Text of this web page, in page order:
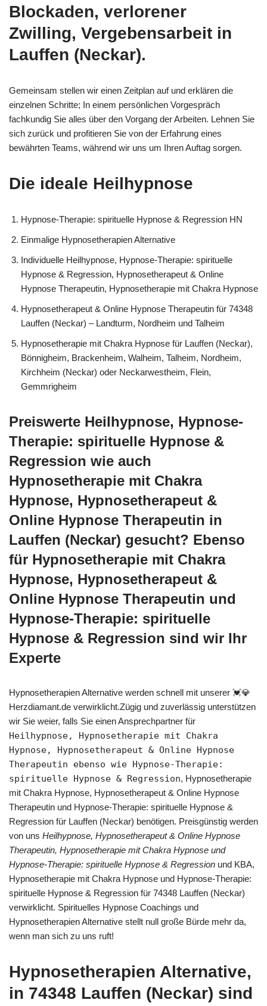
Blockaden, verlorener
Zwilling, Vergebensarbeit in
Lauffen (Neckar).
Gemeinsam stellen wir einen Zeitplan auf und erklären die
einzelnen Schritte; In einem persönlichen Vorgespräch
fachkundig Sie alles über den Vorgang der Arbeiten. Lehnen Sie
sich zurück und profitieren Sie von der Erfahrung eines
bewährten Teams, während wir uns um Ihren Auftag sorgen.
Die ideale Heilhypnose
Hypnose-Therapie: spirituelle Hypnose & Regression HN
Einmalige Hypnosetherapien Alternative
Individuelle Heilhypnose, Hypnose-Therapie: spirituelle
Hypnose & Regression, Hypnosetherapeut & Online
Hypnose Therapeutin, Hypnosetherapie mit Chakra Hypnose
Hypnosetherapeut & Online Hypnose Therapeutin für 74348
Lauffen (Neckar) – Landturm, Nordheim und Talheim
Hypnosetherapie mit Chakra Hypnose für Lauffen (Neckar),
Bönnigheim, Brackenheim, Walheim, Talheim, Nordheim,
Kirchheim (Neckar) oder Neckarwestheim, Flein,
Gemmrigheim
Preiswerte Heilhypnose, Hypnose-
Therapie: spirituelle Hypnose &
Regression wie auch
Hypnosetherapie mit Chakra
Hypnose, Hypnosetherapeut &
Online Hypnose Therapeutin in
Lauffen (Neckar) gesucht? Ebenso
für Hypnosetherapie mit Chakra
Hypnose, Hypnosetherapeut &
Online Hypnose Therapeutin und
Hypnose-Therapie: spirituelle
Hypnose & Regression sind wir Ihr
Experte
Hypnosetherapien Alternative werden schnell mit unserer 💓️💎
Herzdiamant.de verwirklicht.Zügig und zuverlässig unterstützen
wir Sie weier, falls Sie einen Ansprechpartner für
Heilhypnose, Hypnosetherapie mit Chakra
Hypnose, Hypnosetherapeut & Online Hypnose
Therapeutin ebenso wie Hypnose-Therapie:
spirituelle Hypnose & Regression, Hypnosetherapie
mit Chakra Hypnose, Hypnosetherapeut & Online Hypnose
Therapeutin und Hypnose-Therapie: spirituelle Hypnose &
Regression für Lauffen (Neckar) benötigen. Preisgünstig werden
von uns Heilhypnose, Hypnosetherapeut & Online Hypnose
Therapeutin, Hypnosetherapie mit Chakra Hypnose und
Hypnose-Therapie: spirituelle Hypnose & Regression und KBA,
Hypnosetherapie mit Chakra Hypnose und Hypnose-Therapie:
spirituelle Hypnose & Regression für 74348 Lauffen (Neckar)
verwirklicht. Spirituelles Hypnose Coachings und
Hypnosetherapien Alternative stellt null große Bürde mehr da,
wenn man sich zu uns ruft!
Hypnosetherapien Alternative,
in 74348 Lauffen (Neckar) sind